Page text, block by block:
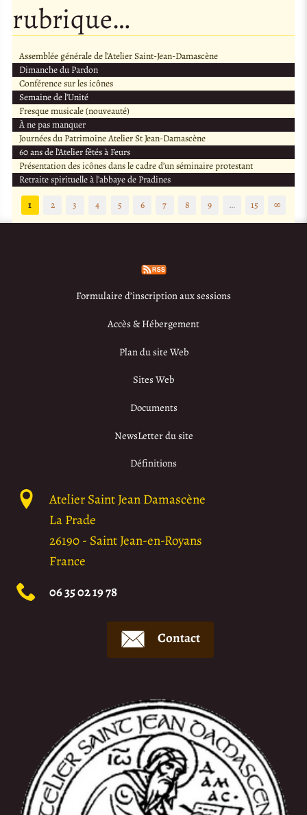
rubrique…
Assemblée générale de l’Atelier Saint-Jean-Damascène
Dimanche du Pardon
Conférence sur les icônes
Semaine de l’Unité
Fresque musicale (nouveauté)
À ne pas manquer
Journées du Patrimoine Atelier St Jean-Damascène
60 ans de l’Atelier fêtés à Feurs
Présentation des icônes dans le cadre d’un séminaire protestant
Retraite spirituelle à l’abbaye de Pradines
1
2 3 4 5 6 7 8 9 … 15 ∞
Formulaire d’inscription aux sessions
Accès & Hébergement
Plan du site Web
Sites Web
Documents
NewsLetter du site
Définitions
Atelier Saint Jean Damascène
La Prade
26190- Saint Jean-en-Royans
France
06 35 02 19 78
Contact